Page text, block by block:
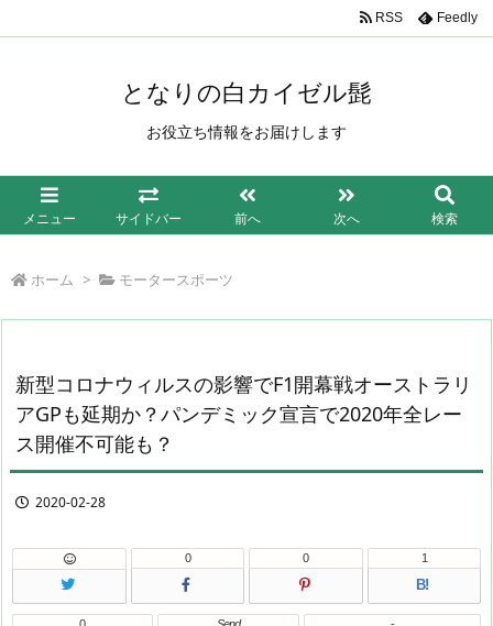
となりの白カイゼル髭
お役立ち情報をお届けします
メニュー サイドバー 前へ 次へ 検索
RSS Feedly
ホーム > モータースポーツ
新型コロナウィルスの影響でF1開幕戦オーストラリ
アGPも延期か？パンデミック宣言で2020年全レー
ス開催不可能も？
2020-02-28
0 0
B!
1